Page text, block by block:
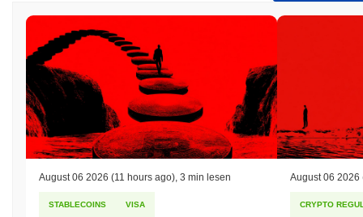
August 06 2026 (11 hours ago) 3 min lesen
STABLECOINS VISA
August 06 2026
CRYPTO